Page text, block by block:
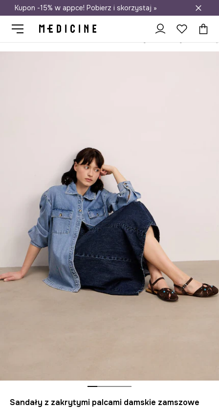
Darmowa dostawa do salonów
Kupon -15% w appce! Pobierz i skorzystaj »
Sandały z zakrytymi palcami damskie zamszowe